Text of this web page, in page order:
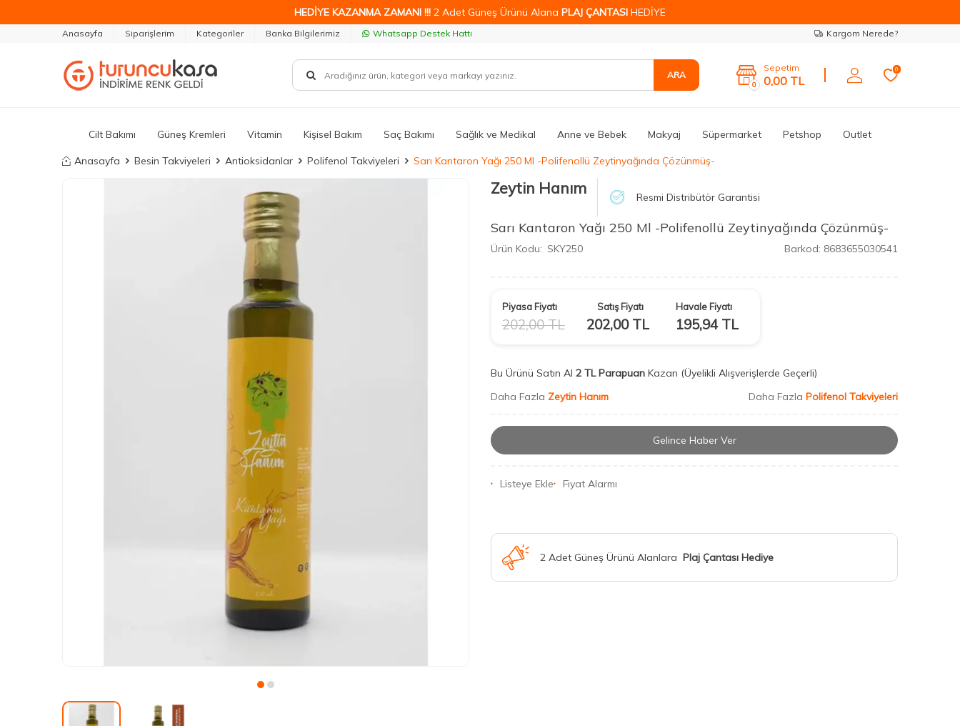
HEDİYE KAZANMA ZAMANI !!! 2 Adet Güneş Ürünü Alana PLAJ ÇANTASI HEDİYE
Anasayfa Siparişlerim Kategoriler Banka Bilgilerimiz Whatsapp Destek Hattı Kargom Nerede?
ARA
0
Sepetim
0,00 TL
0
Cilt Bakımı Güneş Kremleri Vitamin Kişisel Bakım Saç Bakımı Sağlık ve Medikal Anne ve Bebek Makyaj Süpermarket Petshop Outlet
Anasayfa Besin Takviyeleri Antioksidanlar Polifenol Takviyeleri Sarı Kantaron Yağı 250 Ml -Polifenollü Zeytinyağında Çözünmüş-
Zeytin Hanım Resmi Distribütör Garantisi
Sarı Kantaron Yağı 250 Ml -Polifenollü Zeytinyağında Çözünmüş-
Ürün Kodu: SKY250 Barkod: 8683655030541
Piyasa Fiyatı
202,00TL
Satış Fiyatı
202,00TL
Havale Fiyatı
195,94TL
Bu Ürünü Satın Al 2 TL Parapuan Kazan (Üyelikli Alışverişlerde Geçerli)
Daha Fazla Zeytin Hanım Daha Fazla Polifenol Takviyeleri
Gelince Haber Ver
Listeye Ekle Fiyat Alarmı
2 Adet Güneş Ürünü Alanlara Plaj Çantası Hediye